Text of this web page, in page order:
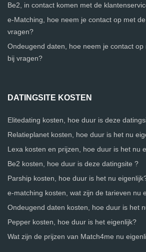
Be2, in contact komen met de
e-Matching, hoe neem je contact op met
vragen?
Ondeugend daten, hoe neem je contact op
bij vragen?
DATINGSITE KOSTEN
Elitedating kosten, hoe duur is deze
Relatieplanet kosten, hoe duur is het nu
Lexa kosten en prijzen, hoe duur is het nu
Be2 kosten, hoe duur is deze datingsite ?
Parship kosten, hoe duur is het nu
e-matching kosten, wat zijn de tarieven nu
Ondeugend daten kosten, hoe duur is het
Pepper kosten, hoe duur is het eigenlijk?
Wat zijn de prijzen van Match4me nu